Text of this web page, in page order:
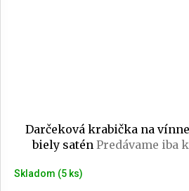
Darčeková krabička na
biely satén Predávame iba
Skladom (5 ks)